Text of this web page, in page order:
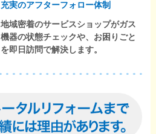
充実のアフターフォロー体制
地域密着のサービスショップがガス
機器の状態チェックや、お困りごと
を即日訪問で解決します。